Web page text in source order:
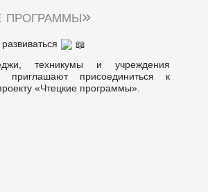
программы»
техникумы и учреждения
приглашают присоединиться к
«Чтецкие программы».